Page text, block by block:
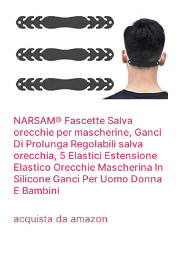
NARSAM® Fascette Salva
orecchie per mascherine, Ganci
Di Prolunga Regolabili salva
orecchia, 5 Elastici Estensione
Elastico Orecchie Mascherina In
Silicone Ganci Per Uomo Donna
E Bambini
acquista da amazon